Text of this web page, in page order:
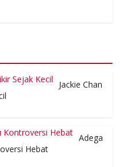
Jackie Chan
Adega
Hebat